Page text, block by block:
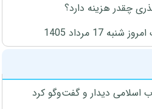
چقدر هزینه دارد؟
مرداد 1405
اسلامی دیدار و گفت‌وگو کرد